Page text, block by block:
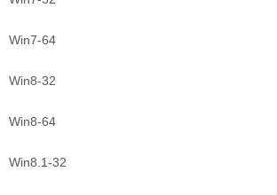
Win7-64
Win8-32
Win8-64
Win8.1-32